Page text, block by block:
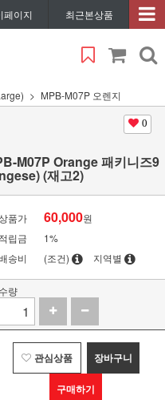
페이지 최근본상품
MPB-M07P 오렌지
0
M07P Orange 패키니즈9
(재고2)
품가 60,000원
적립금
1%
송비
(조건) 지역별
수량
관심상품 장바구니
구매하기